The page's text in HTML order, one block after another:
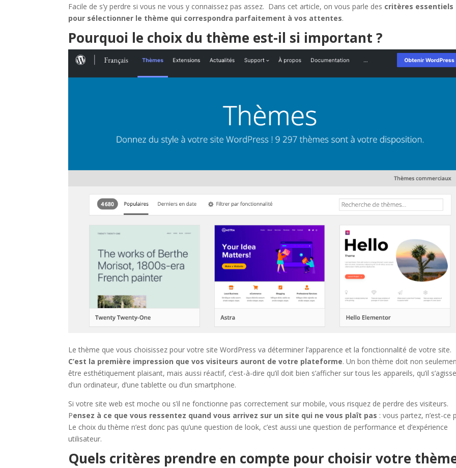
Facile de s’y perdre si vous ne vous y connaissez pas assez. Dans cet article, on vous parle des critères essentiels
pour sélectionner le thème qui correspondra parfaitement à vos attentes.
Pourquoi le choix du thème est-il si important ?
Le thème que vous choisissez pour votre site WordPress va déterminer l’apparence et la fonctionnalité de votre site.
C’est la première impression que vos visiteurs auront de votre plateforme. Un bon thème doit non
être esthétiquement plaisant, mais aussi réactif, c’est-à-dire qu’il doit bien s’afficher sur tous les appareils, qu’il s’agisse
d’un ordinateur, d’une tablette ou d’un smartphone.
Si votre site web est moche ou s’il ne fonctionne pas correctement sur mobile, vous risquez de perdre des visiteurs.
Pensez à ce que vous ressentez quand vous arrivez sur un site qui ne vous plaît pas : vous partez, n’est-ce
Le choix du thème n’est donc pas qu’une question de look, c’est aussi une question de performance et d’expérience
utilisateur.
Quels critères prendre en compte pour choisir votre